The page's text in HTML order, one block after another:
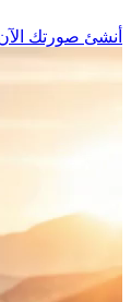
أنشئ صورتك